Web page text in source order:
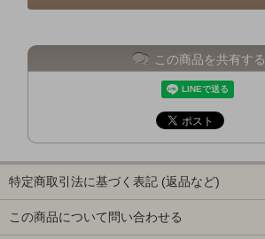
この商品を共有する
特定商取引法に基づく表記 (返品など)
この商品について問い合わせる